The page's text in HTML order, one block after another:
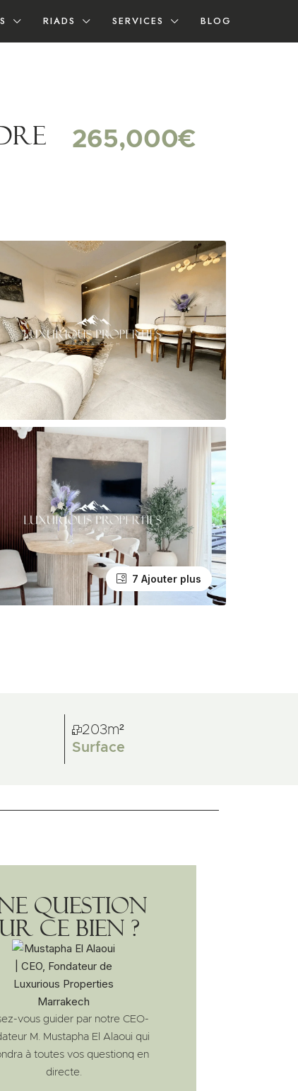
RIADS SERVICES BLOG
265,000€
7 Ajouter plus
203m²
Surface
question
ce bien ?
vous guider par notre CEO-
M. Mustapha El Alaoui qui
à toutes vos questionq en
directe.